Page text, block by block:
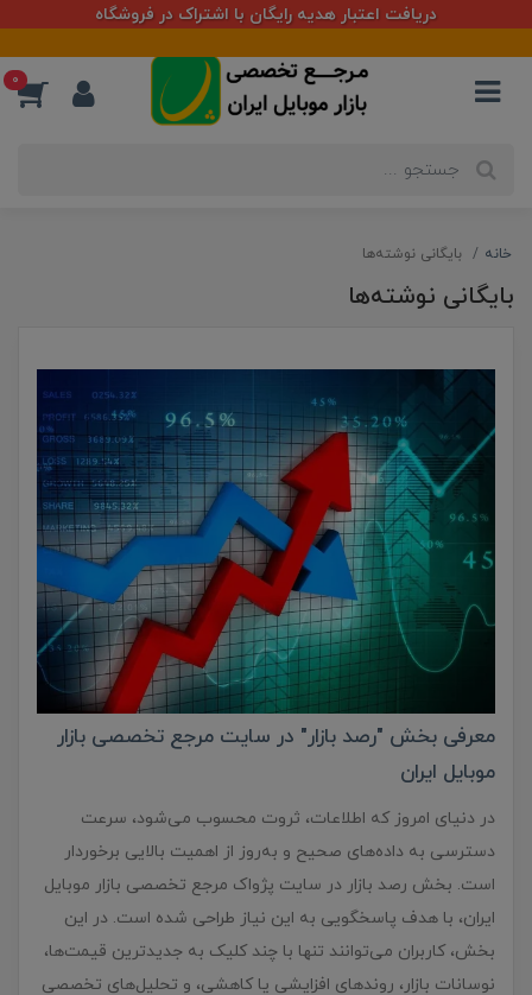
دریافت اعتبار هدیه رایگان با اشتراک در فروشگاه
0
خانه بایگانی نوشته‌ها
بایگانی نوشته‌ها
معرفی بخش "رصد بازار" در سایت مرجع تخصصی بازار
موبایل ایران
در دنیای امروز که اطلاعات، ثروت محسوب می‌شود، سرعت
دسترسی به داده‌های صحیح و به‌روز از اهمیت بالایی برخوردار
است. بخش رصد بازار در سایت پژواک مرجع تخصصی بازار موبایل
ایران، با هدف پاسخگویی به این نیاز طراحی شده است. در این
بخش، کاربران می‌توانند تنها با چند کلیک به جدیدترین قیمت‌ها،
نوسانات بازار، روندهای افزایشی یا کاهشی، و تحلیل‌های تخصصی